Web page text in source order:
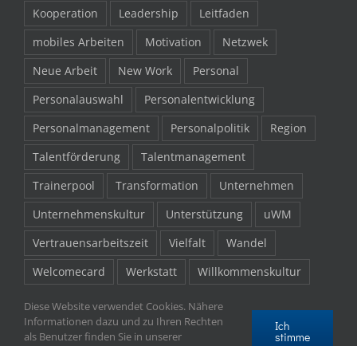
Kooperation
Leadership
Leitfaden
mobiles Arbeiten
Motivation
Netzwek
Neue Arbeit
New Work
Personal
Personalauswahl
Personalentwicklung
Personalmanagement
Personalpolitik
Region
Talentförderung
Talentmanagement
Trainerpool
Transformation
Unternehmen
Unternehmenskultur
Unterstützung
uWM
Vertrauensarbeitszeit
Vielfalt
Wandel
Welcomecard
Werkstatt
Willkommenskultur
Willkommenspaket
Work-Life-Balance
Diese Website verwendet Cookies. Nähere
Informationen dazu und zu Ihren Rechten
als Benutzer finden Sie in unserer
Ich
stimme